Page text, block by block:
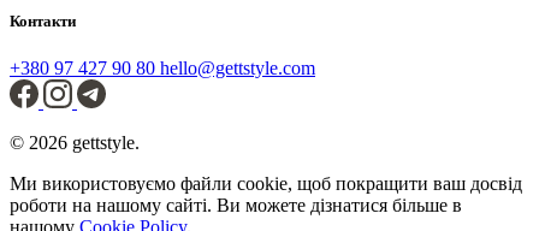
Контакти
+380 97 427 90 80 hello@gettstyle.com
© 2026 gettstyle.
Ми використовуємо файли cookie, щоб покращити ваш досвід
роботи на нашому сайті. Ви можете дізнатися більше в
нашому Cookie Policy.